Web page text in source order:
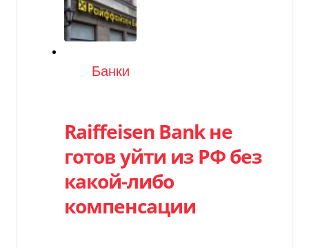
Категория
Банки
Raiffeisen Bank не
готов уйти из РФ без
какой-либо
компенсации